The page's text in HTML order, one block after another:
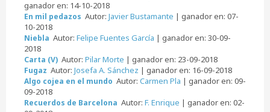
ganador en: 14-10-2018
En mil pedazos Autor: Javier Bustamante | ganador en: 07-
10-2018
Niebla Autor: Felipe Fuentes García | ganador en: 30-09-
2018
Carta (V) Autor: Pilar Morte | ganador en: 23-09-2018
Fugaz Autor: Josefa A. Sánchez | ganador en: 16-09-2018
Algo cojea en el mundo Autor: Carmen Pla | ganador en: 09-
09-2018
Recuerdos de Barcelona Autor: F. Enrique | ganador en: 02-